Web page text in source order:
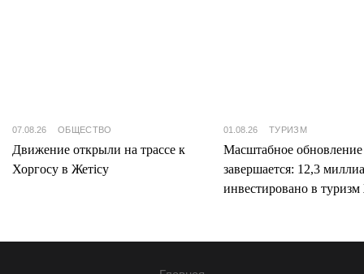
07.08.26 ОБЩЕСТВО
Движение открыли на трассе к
Хоргосу в Жетісу
01.08.26 ТУРИЗМ
Масштабное
завершается: 12,3
инвестировано в туризм